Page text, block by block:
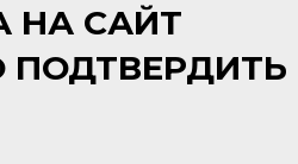
НА САЙТ